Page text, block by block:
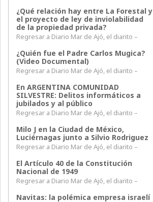
¿Qué relación hay entre La Forestal y
el proyecto de ley de inviolabilidad
de la propiedad privada?
Regresar a Diario Mar de Ajó, el diarito –
¿Quién fue el Padre Carlos Mugica?
(Video Documental)
Regresar a Diario Mar de Ajó, el diarito –
En ARGENTINA COMUNIDAD
SILVESTRE: Delitos informáticos a
jubilados y al público
Regresar a Diario Mar de Ajó, el diarito –
Milo J en la Ciudad de México,
Luciérnagas junto a Silvio Rodriguez
Regresar a Diario Mar de Ajó, el diarito –
El Artículo 40 de la Constitución
Nacional de 1949
Regresar a Diario Mar de Ajó, el diarito –
Navitas: la polémica empresa israelí